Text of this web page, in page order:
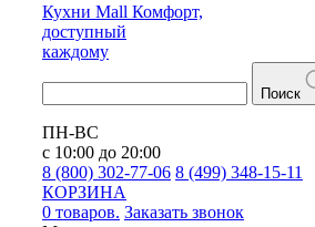
Кухни Mall Комфорт,
доступный
каждому
Поиск
ПН-ВС
с 10:00 до 20:00
8 (800) 302-77-06 8 (499) 348-15-11
КОРЗИНА
0 товаров. Заказать звонок